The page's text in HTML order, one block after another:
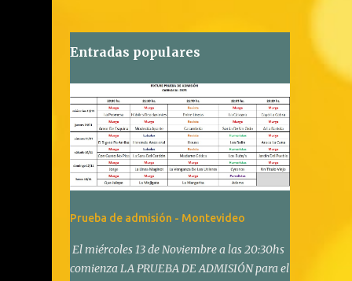
Entradas populares
Prueba de admisión - Montevideo
El miércoles 13 de Noviembre a las 20:30hs
comienza LA PRUEBA DE ADMISIÓN para el